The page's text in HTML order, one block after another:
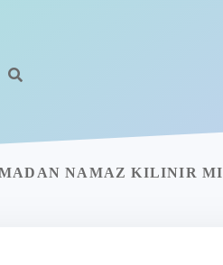
NAMAZ KILINIR MI